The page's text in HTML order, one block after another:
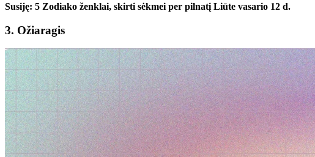
Susiję: 5 Zodiako ženklai, skirti sėkmei per pilnatį Liūte vasario 12 d.
3. Ožiaragis